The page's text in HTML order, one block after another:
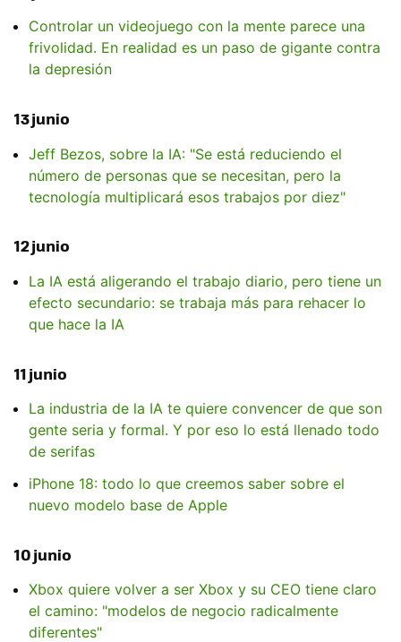
Controlar un videojuego con la mente parece una
frivolidad. En realidad es un paso de gigante contra
la depresión
13 junio
Jeff Bezos, sobre la IA: "Se está reduciendo el
número de personas que se necesitan, pero la
tecnología multiplicará esos trabajos por diez"
12 junio
La IA está aligerando el trabajo diario, pero tiene un
efecto secundario: se trabaja más para rehacer lo
que hace la IA
11 junio
La industria de la IA te quiere convencer de que son
gente seria y formal. Y por eso lo está llenado todo
de serifas
iPhone 18: todo lo que creemos saber sobre el
nuevo modelo base de Apple
10 junio
Xbox quiere volver a ser Xbox y su CEO tiene claro
el camino: "modelos de negocio radicalmente
diferentes"